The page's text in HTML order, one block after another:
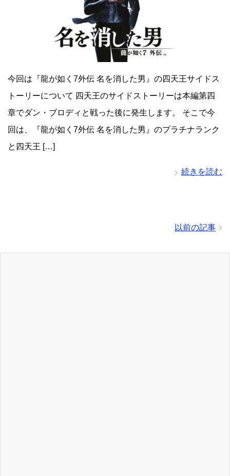
今回は『龍が如く7外伝 名を消した男』の四天王サイドス
トーリーについて 四天王のサイドストーリーは本編第四
章でダン・ブロディと戦った後に発生します。 そこで今
回は、『龍が如く7外伝 名を消した男』のプラチナランク
と四天王 […]
続きを読む
以前の記事